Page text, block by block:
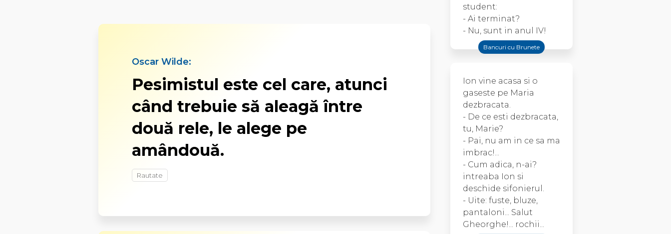
Oscar Wilde:
Pesimistul este cel care, atunci
când trebuie să aleagă între
două rele, le alege pe
amândouă.
Rautate
student:
- Ai terminat?
- Nu, sunt in anul IV!
Bancuri cu Brunete
Ion vine acasa si o
gaseste pe Maria
dezbracata.
- De ce esti dezbracata,
tu, Marie?
- Pai, nu am in ce sa ma
imbrac!...
- Cum adica, n-ai?
intreaba Ion si
deschide sifonierul.
- Uite: fuste, bluze,
pantaloni... Salut
Gheorghe!... rochii...